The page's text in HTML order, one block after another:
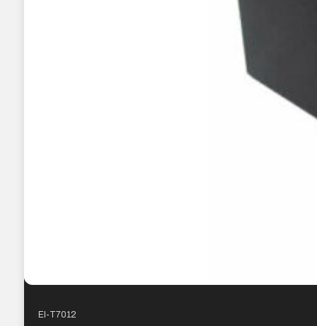
EI-T7012